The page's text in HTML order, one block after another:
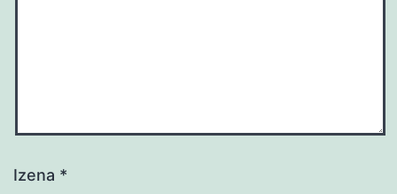
Izena *